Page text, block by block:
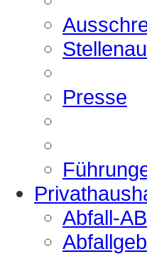
Presse
Abfall-